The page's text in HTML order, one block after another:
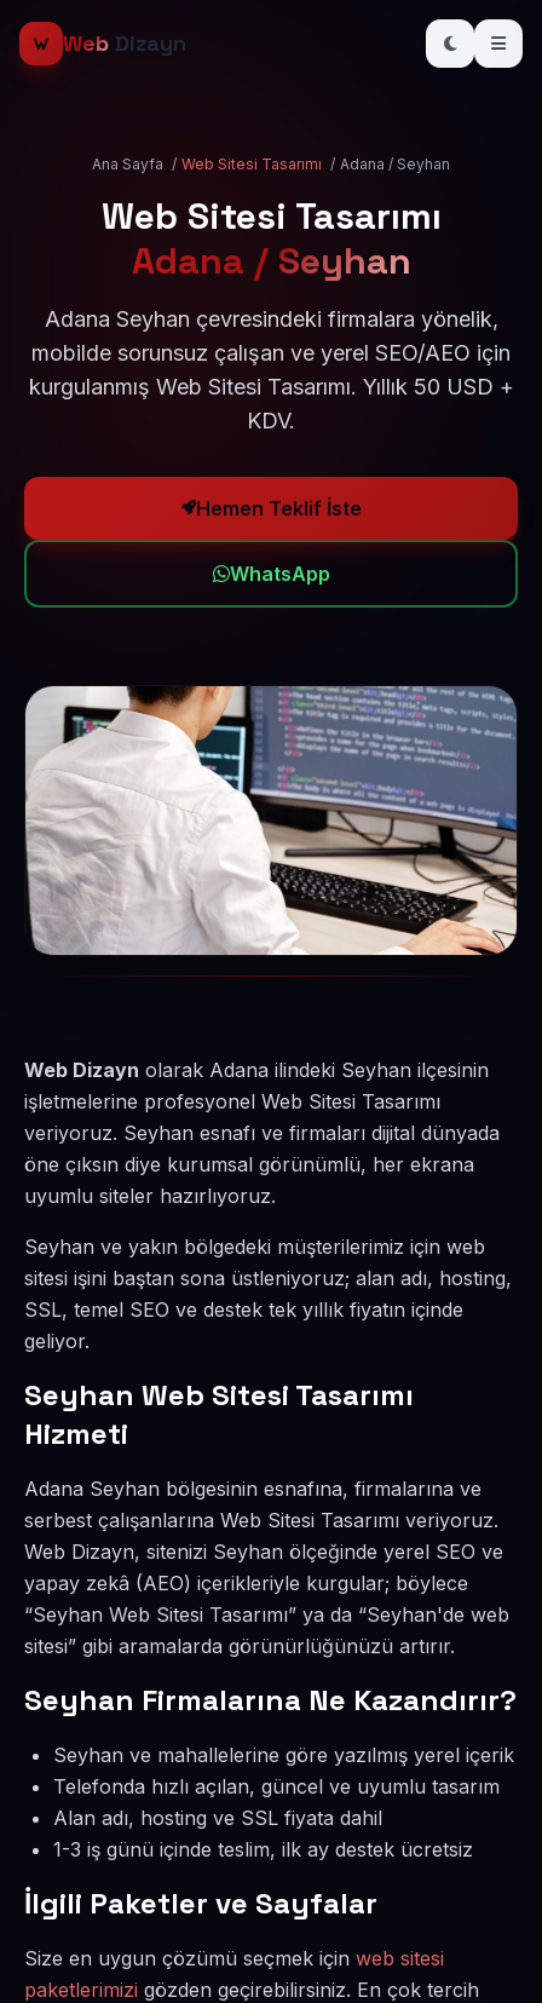
Web Dizayn
Ana Sayfa / Web Sitesi Tasarımı / Adana / Seyhan
Web Sitesi Tasarımı
Adana / Seyhan
Adana Seyhan çevresindeki firmalara yönelik,
mobilde sorunsuz çalışan ve yerel SEO/AEO için
kurgulanmış Web Sitesi Tasarımı. Yıllık 50 USD +
KDV.
Hemen Teklif İste
WhatsApp
Web Dizayn olarak Adana ilindeki Seyhan ilçesinin
işletmelerine profesyonel Web Sitesi Tasarımı
veriyoruz. Seyhan esnafı ve firmaları dijital dünyada
öne çıksın diye kurumsal görünümlü, her ekrana
uyumlu siteler hazırlıyoruz.
Seyhan ve yakın bölgedeki müşterilerimiz için web
sitesi işini baştan sona üstleniyoruz; alan adı, hosting,
SSL, temel SEO ve destek tek yıllık fiyatın içinde
geliyor.
Seyhan Web Sitesi Tasarımı
Hizmeti
Adana Seyhan bölgesinin esnafına, firmalarına ve
serbest çalışanlarına Web Sitesi Tasarımı veriyoruz.
Web Dizayn, sitenizi Seyhan ölçeğinde yerel SEO ve
yapay zekâ (AEO) içerikleriyle kurgular; böylece
“Seyhan Web Sitesi Tasarımı” ya da “Seyhan'de web
sitesi” gibi aramalarda görünürlüğünüzü artırır.
Seyhan Firmalarına Ne Kazandırır?
Seyhan ve mahallelerine göre yazılmış yerel içerik
Telefonda hızlı açılan, güncel ve uyumlu tasarım
Alan adı, hosting ve SSL fiyata dahil
1-3 iş günü içinde teslim, ilk ay destek ücretsiz
İlgili Paketler ve Sayfalar
Size en uygun çözümü seçmek için web sitesi
paketlerimizi gözden geçirebilirsiniz. En çok tercih